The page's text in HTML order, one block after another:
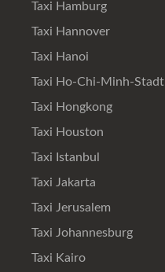
Taxi Hamburg
Taxi Hannover
Taxi Hanoi
Taxi Ho-Chi-Minh-Stadt
Taxi Hongkong
Taxi Houston
Taxi Istanbul
Taxi Jakarta
Taxi Jerusalem
Taxi Johannesburg
Taxi Kairo